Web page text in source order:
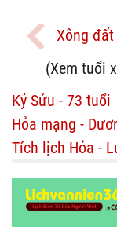
Xông đất
(Xem tuổi
Kỷ Sửu - 73 tuổi
Hỏa mạng -
Tích lịch Hỏa -